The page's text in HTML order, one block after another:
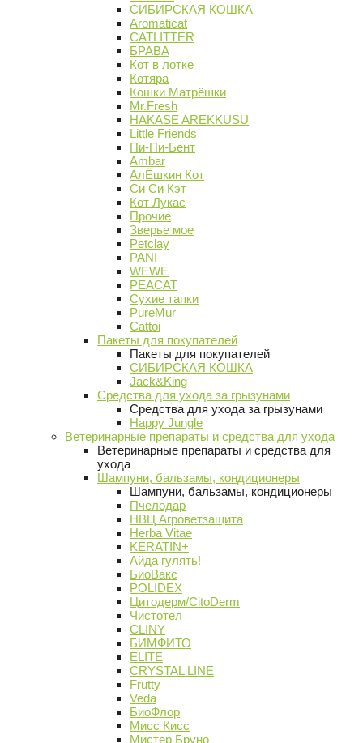
СИБИРСКАЯ КОШКА
Aromaticat
CATLITTER
БРАВА
Кот в лотке
Котяра
Кошки Матрёшки
Mr.Fresh
HAKASE AREKKUSU
Little Friends
Пи-Пи-Бент
Ambar
АлЁшкин Кот
Си Си Кэт
Кот Лукас
Прочие
Зверье мое
Petclay
PANI
WEWE
PEACAT
Сухие тапки
PureMur
Cattoi
Пакеты для покупателей
Пакеты для покупателей
СИБИРСКАЯ КОШКА
Jack&King
Средства для ухода за грызунами
Средства для ухода за грызунами
Happy Jungle
Ветеринарные препараты и средства для ухода
Ветеринарные препараты и средства для
ухода
Шампуни, бальзамы, кондиционеры
Шампуни, бальзамы, кондиционеры
Пчелодар
НВЦ Агроветзащита
Herba Vitae
KERATIN+
Айда гулять!
БиоВакс
POLIDEX
Цитодерм/CitoDerm
Чистотел
CLINY
БИМФИТО
ELITE
CRYSTAL LINE
Frutty
Veda
БиоФлор
Мисс Кисс
Мистер Бруно